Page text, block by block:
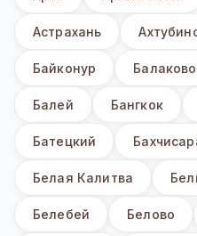
Астрахань
Байконур Балаково
Балей Бангкок
Батецкий
Белая Калитва
Белебей Белово